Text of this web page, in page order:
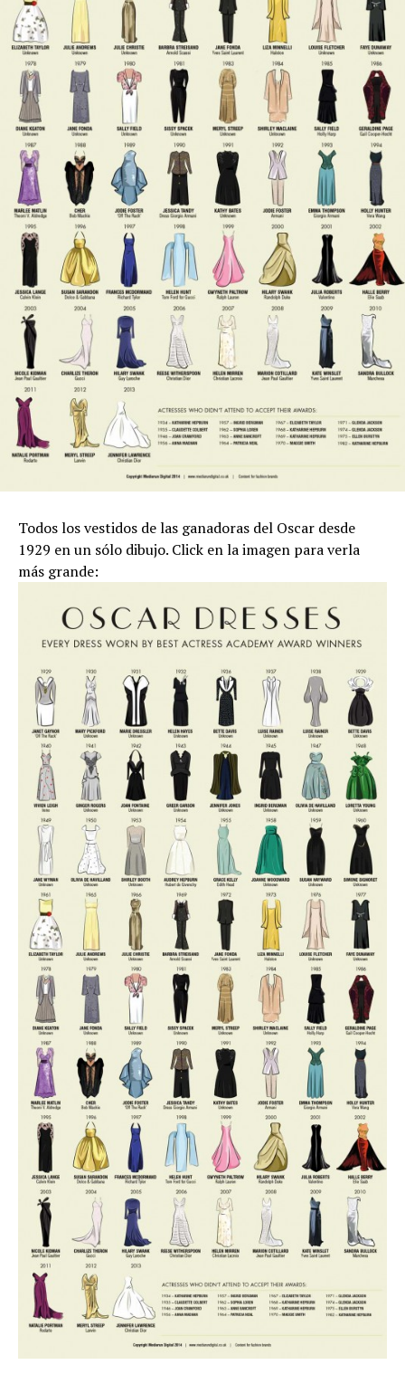
Todos los vestidos de las ganadoras del Oscar desde
1929 en un sólo dibujo. Click en la imagen para verla
más grande: